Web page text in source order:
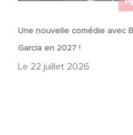
Une nouvelle comédie avec
Garcia en 2027 !
Le 22 juillet 2026